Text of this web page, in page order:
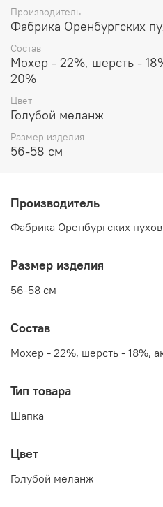
Производитель
Фабрика Оренбургских
Состав
Мохер - 22%, шерсть -
20%
Цвет
Голубой меланж
Размер изделия
56-58 см
Производитель
Фабрика Оренбургских
Размер изделия
56-58 см
Состав
Мохер - 22%, шерсть - 18%,
Тип товара
Шапка
Цвет
Голубой меланж